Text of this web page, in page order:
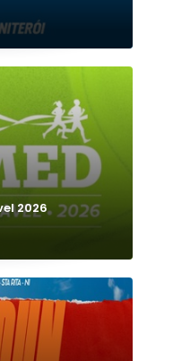
2026